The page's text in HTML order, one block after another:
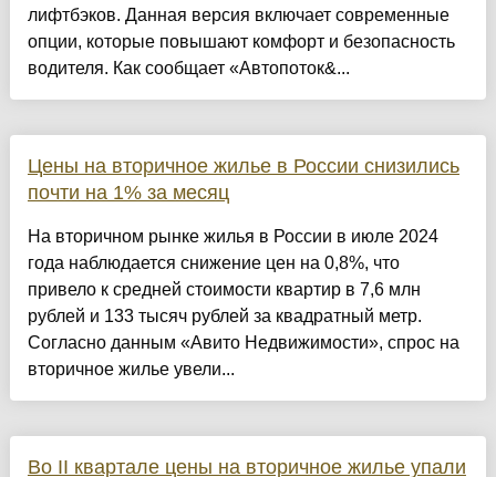
лифтбэков. Данная версия включает современные
опции, которые повышают комфорт и безопасность
водителя. Как сообщает «Автопоток&...
Цены на вторичное жилье в России снизились
почти на 1% за месяц
На вторичном рынке жилья в России в июле 2024
года наблюдается снижение цен на 0,8%, что
привело к средней стоимости квартир в 7,6 млн
рублей и 133 тысяч рублей за квадратный метр.
Согласно данным «Авито Недвижимости», спрос на
вторичное жилье увели...
Во II квартале цены на вторичное жилье упали